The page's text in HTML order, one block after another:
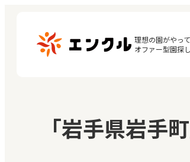
理想の園がやって
オファー型園探
保育園・幼稚園を探す
地図から探す
「岩手県岩手